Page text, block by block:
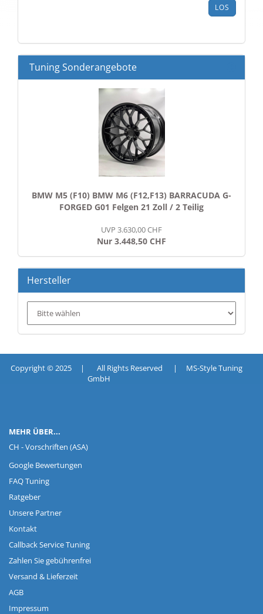
EIN.
LOS
Tuning Sonderangebote
BMW M5 (F10) BMW M6 (F12,F13) BARRACUDA G-
FORGED G01 Felgen 21 Zoll / 2 Teilig
UVP 3.630,00 CHF
Nur 3.448,50 CHF
Hersteller
Copyright © 2025 | All Rights Reserved | MS-Style Tuning
GmbH
MEHR ÜBER...
CH - Vorschriften (ASA)
Google Bewertungen
FAQ Tuning
Ratgeber
Unsere Partner
Kontakt
Callback Service Tuning
Zahlen Sie gebührenfrei
Versand & Lieferzeit
AGB
Impressum